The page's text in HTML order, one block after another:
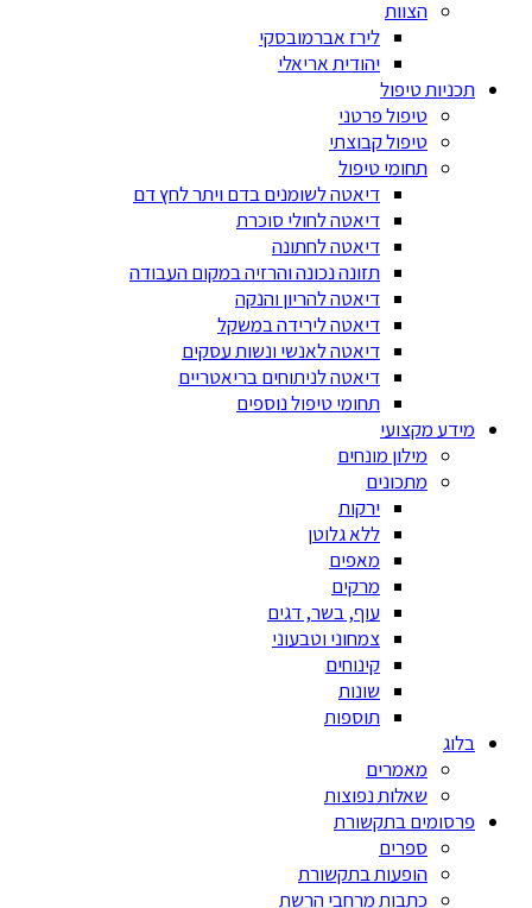
הצוות
לירז אברמובסקי
יהודית אריאלי
תכניות טיפול
טיפול פרטני
טיפול קבוצתי
תחומי טיפול
דיאטה לשומנים בדם ויתר לחץ דם
דיאטה לחולי סוכרת
דיאטה לחתונה
תזונה נכונה והרזיה במקום העבודה
דיאטה להריון והנקה
דיאטה לירידה במשקל
דיאטה לאנשי ונשות עסקים
דיאטה לניתוחים בריאטריים
תחומי טיפול נוספים
מידע מקצועי
מילון מונחים
מתכונים
ירקות
ללא גלוטן
מאפים
מרקים
עוף, בשר, דגים
צמחוני וטבעוני
קינוחים
שונות
תוספות
בלוג
מאמרים
שאלות נפוצות
פרסומים בתקשורת
ספרים
הופעות בתקשורת
כתבות מרחבי הרשת